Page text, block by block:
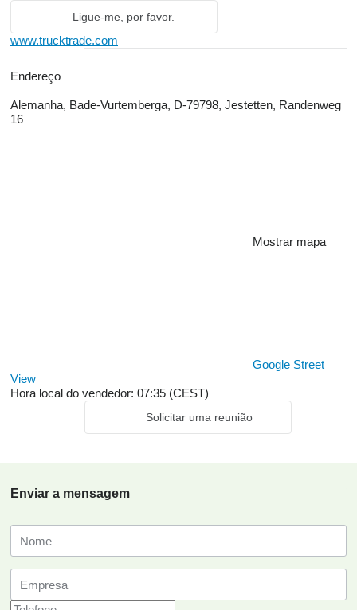
Ligue-me, por favor.
www.trucktrade.com
Endereço
Alemanha, Bade-Vurtemberga, D-79798, Jestetten, Randenweg
16
Mostrar mapa
Google Street
View
Hora local do vendedor: 07:35 (CEST)
Solicitar uma reunião
Enviar a mensagem